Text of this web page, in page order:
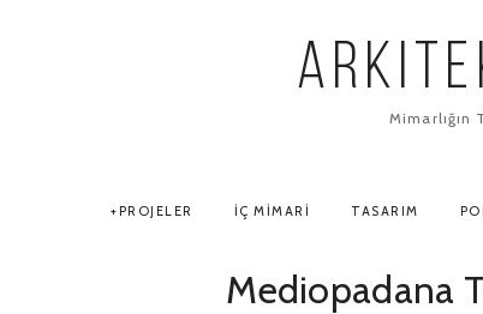
Mimarlığın
PROJELER İÇ MIMARI TASARIM
Mediopadana